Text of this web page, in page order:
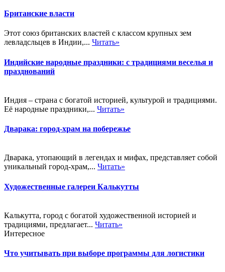
Британские власти
Этот союз британских властей с классом крупных зем
левладсльцев в Индии,... Читать»
Индийские народные праздники: с традициями веселья и
празднований
Индия – страна с богатой историей, культурой и традициями.
Её народные праздники,... Читать»
Дварака: город-храм на побережье
Дварака, утопающий в легендах и мифах, представляет собой
уникальный город-храм,... Читать»
Художественные галереи Калькутты
Калькутта, город с богатой художественной историей и
традициями, предлагает... Читать»
Интересное
Что учитывать при выборе программы для логистики